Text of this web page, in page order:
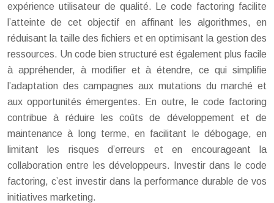
expérience utilisateur de qualité. Le code factoring facilite
l’atteinte de cet objectif en affinant les algorithmes, en
réduisant la taille des fichiers et en optimisant la gestion des
ressources. Un code bien structuré est également plus facile
à appréhender, à modifier et à étendre, ce qui simplifie
l’adaptation des campagnes aux mutations du marché et
aux opportunités émergentes. En outre, le code factoring
contribue à réduire les coûts de développement et de
maintenance à long terme, en facilitant le débogage, en
limitant les risques d’erreurs et en encourageant la
collaboration entre les développeurs. Investir dans le code
factoring, c’est investir dans la performance durable de vos
initiatives marketing.